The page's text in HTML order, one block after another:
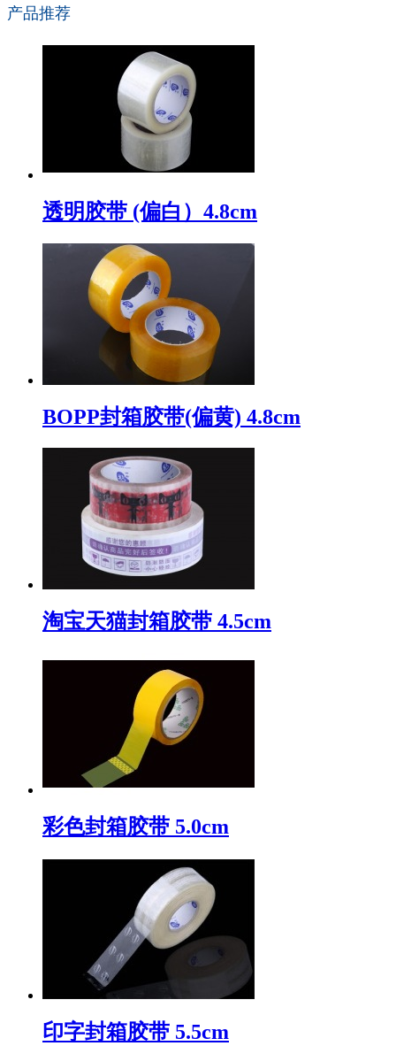
产品推荐
透明胶带 (偏白）4.8cm
BOPP封箱胶带(偏黄) 4.8cm
淘宝天猫封箱胶带 4.5cm
彩色封箱胶带 5.0cm
印字封箱胶带 5.5cm